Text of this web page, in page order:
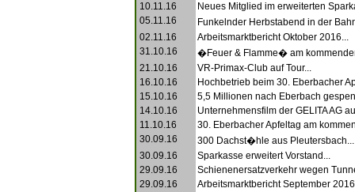
10.11.16
Neues Mitglied im erweiterten
05.11.16
Funkelnder Herbstabend in der
02.11.16
Arbeitsmarktbericht Oktober 2016...
31.10.16
�Feuer & Flamme� am
21.10.16
VR-Primax-Club auf Tour...
16.10.16
Hochbetrieb beim 30. Eberbacher
15.10.16
5,5 Millionen nach Eberbach
14.10.16
Unternehmensfilm der GELITA AG
11.10.16
30. Eberbacher Apfeltag am
30.09.16
300 Dachst�hle aus Pleutersbach...
30.09.16
Sparkasse erweitert Vorstand...
29.09.16
Schienenersatzverkehr wegen
29.09.16
Arbeitsmarktbericht September